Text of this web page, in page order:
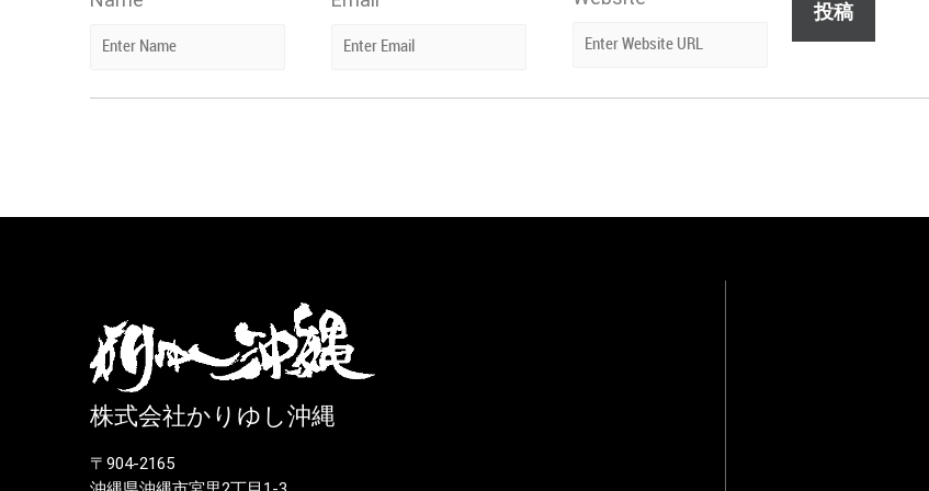
株式会社かりゆし沖縄
〒904-2165